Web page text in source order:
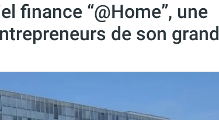
finance “@Home”, une
de son grand